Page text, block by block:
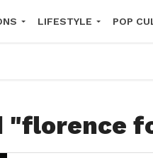
LIFESTYLE POP
"florence